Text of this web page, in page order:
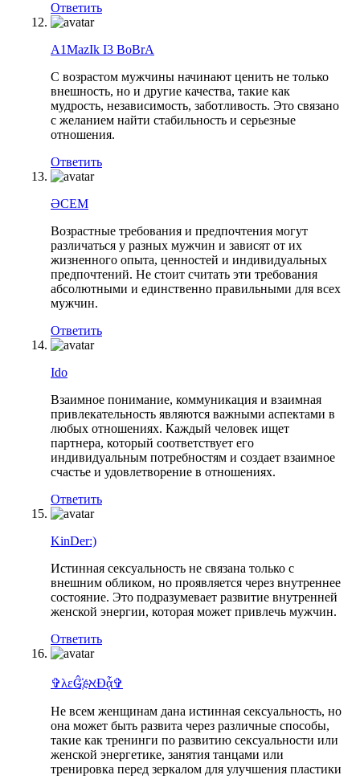
Ответить
A1MazIk I3 BoBrA
С возрастом мужчины начинают ценить не только
внешность, но и другие качества, такие как
мудрость, независимость, заботливость. Это связано
с желанием найти стабильность и серьезные
отношения.
Ответить
ӘСЕМ
Возрастные требования и предпочтения могут
различаться у разных мужчин и зависят от их
жизненного опыта, ценностей и индивидуальных
предпочтений. Не стоит считать эти требования
абсолютными и единственно правильными для всех
мужчин.
Ответить
Ido
Взаимное понимание, коммуникация и взаимная
привлекательность являются важными аспектами в
любых отношениях. Каждый человек ищет
партнера, который соответствует его
индивидуальным потребностям и создает взаимное
счастье и удовлетворение в отношениях.
Ответить
KinDer:)
Истинная сексуальность не связана только с
внешним обликом, но проявляется через внутреннее
состояние. Это подразумевает развитие внутренней
женской энергии, которая может привлечь мужчин.
Ответить
✞λεĜ҉εℵĐᾇ✞
Не всем женщинам дана истинная сексуальность, но
она может быть развита через различные способы,
такие как тренинги по развитию сексуальности или
женской энергетике, занятия танцами или
тренировка перед зеркалом для улучшения пластики